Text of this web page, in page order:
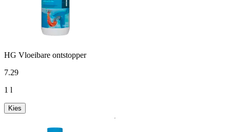
HG Vloeibare ontstopper
7.29
1 l
Kies